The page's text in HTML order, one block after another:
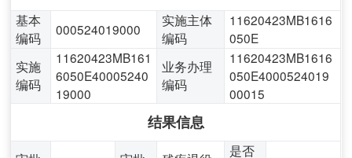
基本
编码
000524019000
实施主体
编码
11620423MB1616
050E
实施
编码
11620423MB161
6050E40005240
19000
业务办理
编码
11620423MB1616
050E4000524019
00015
结果信息
是否